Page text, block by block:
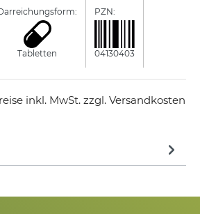
Tabletten
PZN:
04130403
inkl. MwSt. zzgl. Versandkosten